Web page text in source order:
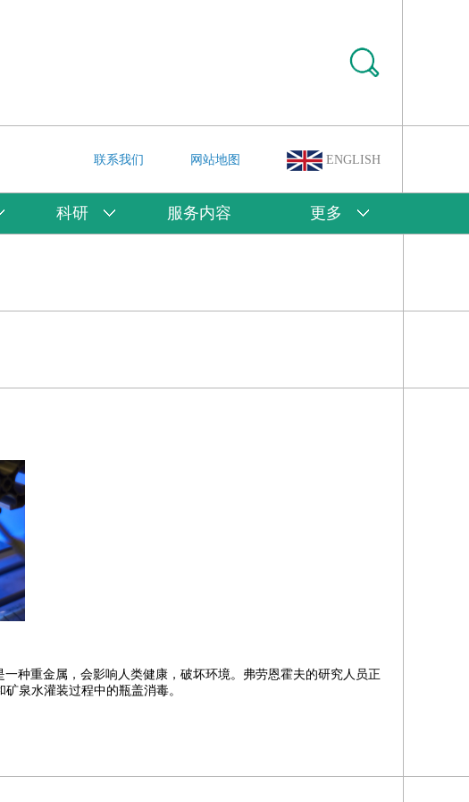
联系我们 网站地图 ENGLISH
科研 服务内容 更多
种重金属，会影响人类健康，破坏环境。弗劳恩霍夫的研究人员正
泉水灌装过程中的瓶盖消毒。